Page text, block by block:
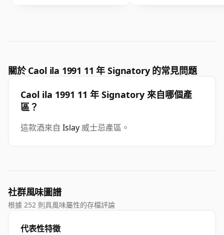
關於 Caol ila 1991 11 年 Signatory 的常見問題
Caol ila 1991 11 年 Signatory 來自哪個產
區？
這款酒來自 Islay 威士忌產區。
社群風味圖譜
根據 252 則具風味屬性的存檔評論
代表性特徵